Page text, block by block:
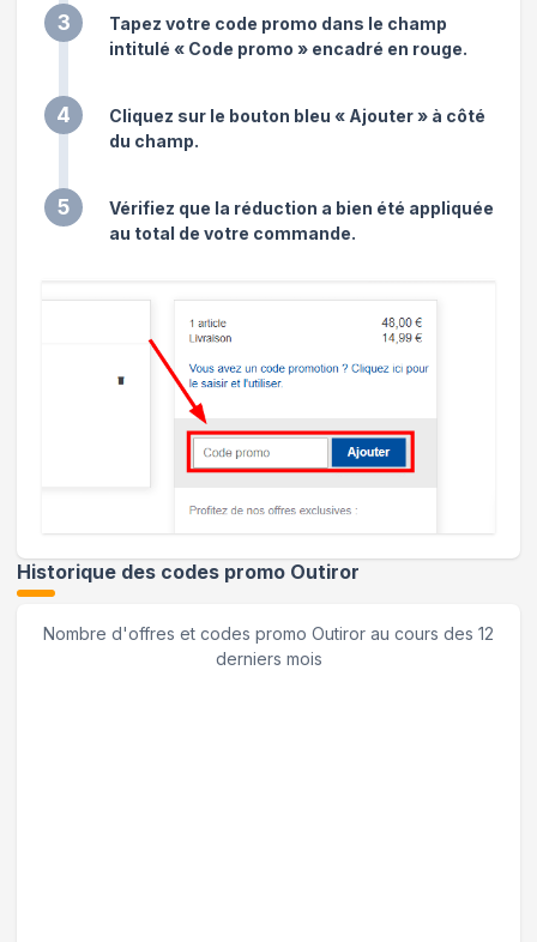
3
Tapez votre code promo dans le champ
intitulé « Code promo » encadré en rouge.
4
Cliquez sur le bouton bleu « Ajouter » à côté
du champ.
5
Vérifiez que la réduction a bien été appliquée
au total de votre commande.
Historique des codes promo Outiror
Nombre d'offres et codes promo Outiror au cours des 12
derniers mois